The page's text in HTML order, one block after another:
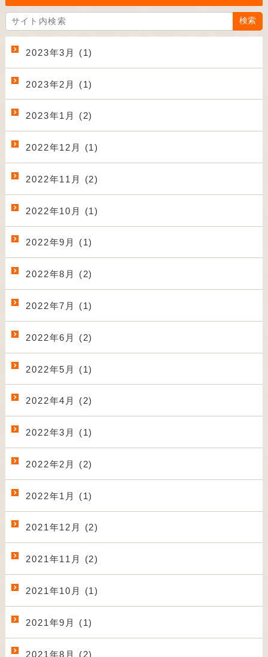
2023年3月 (1)
2023年2月 (1)
2023年1月 (2)
2022年12月 (1)
2022年11月 (2)
2022年10月 (1)
2022年9月 (1)
2022年8月 (2)
2022年7月 (1)
2022年6月 (2)
2022年5月 (1)
2022年4月 (2)
2022年3月 (1)
2022年2月 (2)
2022年1月 (1)
2021年12月 (2)
2021年11月 (2)
2021年10月 (1)
2021年9月 (1)
2021年8月 (2)